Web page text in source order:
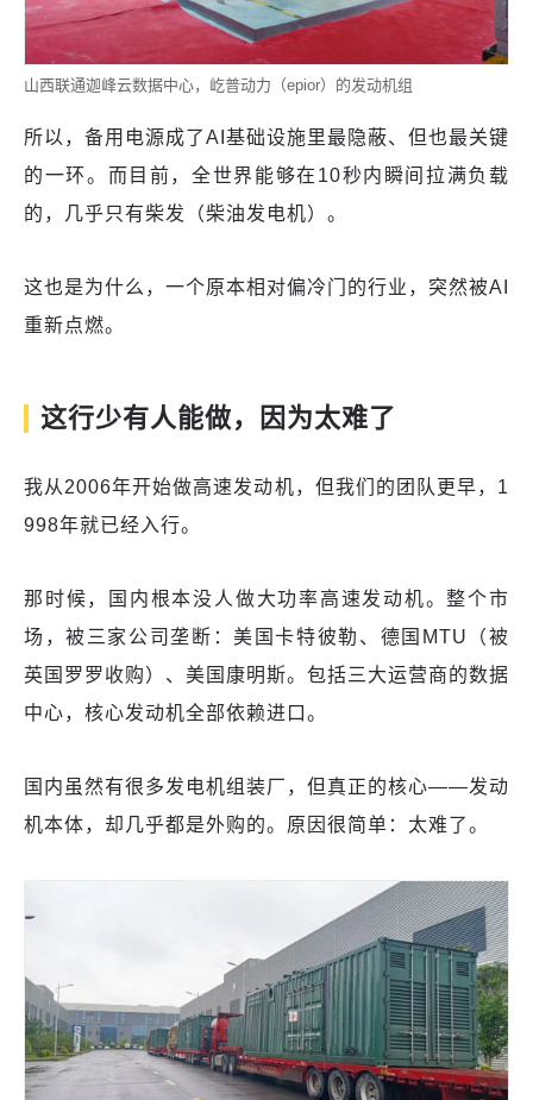
山西联通迦峰云数据中心，屹普动力（epior）的发动机组
所以，备用电源成了AI基础设施里最隐蔽、但也最关键
的一环。而目前，全世界能够在10秒内瞬间拉满负载
的，几乎只有柴发（柴油发电机）。
这也是为什么，一个原本相对偏冷门的行业，突然被AI
重新点燃。
这行少有人能做，因为太难了
我从2006年开始做高速发动机，但我们的团队更早，1
998年就已经入行。
那时候，国内根本没人做大功率高速发动机。整个市
场，被三家公司垄断：美国卡特彼勒、德国MTU（被
英国罗罗收购）、美国康明斯。包括三大运营商的数据
中心，核心发动机全部依赖进口。
国内虽然有很多发电机组装厂，但真正的核心——发动
机本体，却几乎都是外购的。原因很简单：太难了。